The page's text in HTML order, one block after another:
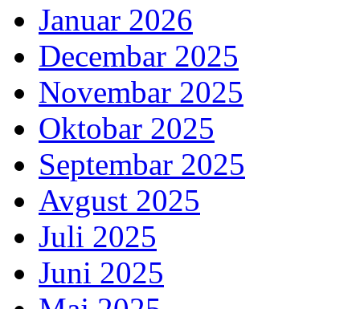
Januar 2026
Decembar 2025
Novembar 2025
Oktobar 2025
Septembar 2025
Avgust 2025
Juli 2025
Juni 2025